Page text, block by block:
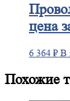
цена
6 364 ₽ В
Похожие